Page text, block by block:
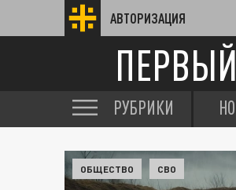
АВТОРИЗАЦИЯ
РУБРИКИ
ОБЩЕСТВО СВО